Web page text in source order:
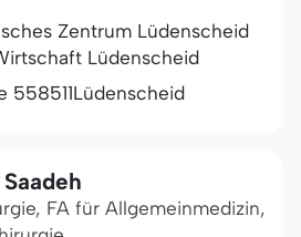
Zentrum Lüdenscheid
Lüdenscheid
558511Lüdenscheid
FA für Allgemeinmedizin,